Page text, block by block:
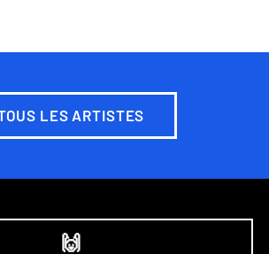
LES ARTISTES
🙌